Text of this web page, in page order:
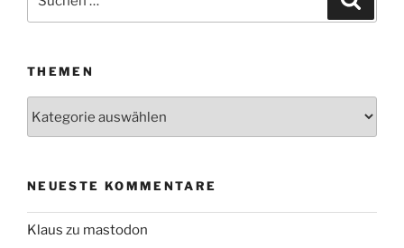
THEMEN
NEUESTE KOMMENTARE
Klaus zu mastodon